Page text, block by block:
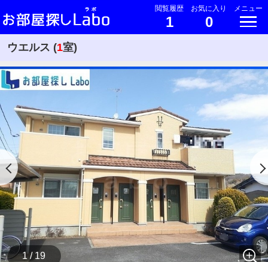
閲覧履歴
1
お気に入り
0
メニュー
ウエルス (1室)
1 / 19